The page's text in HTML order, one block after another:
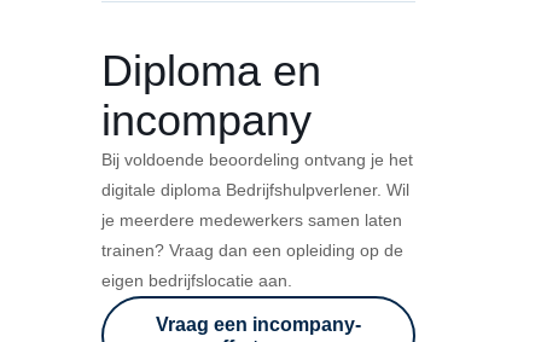
Diploma en
incompany
Bij voldoende beoordeling ontvang je het
digitale diploma Bedrijfshulpverlener. Wil
je meerdere medewerkers samen laten
trainen? Vraag dan een opleiding op de
eigen bedrijfslocatie aan.
Vraag een incompany-